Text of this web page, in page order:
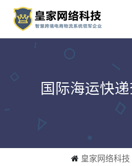
国际海运快
皇家网络科技